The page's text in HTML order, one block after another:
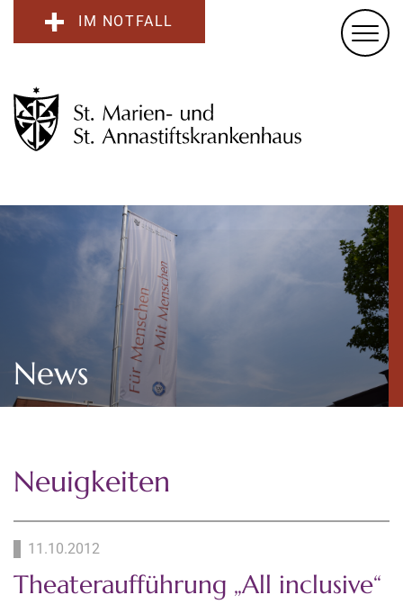
IM NOTFALL
News
Neuigkeiten
11.10.2012
Theateraufführung „All inclusive“